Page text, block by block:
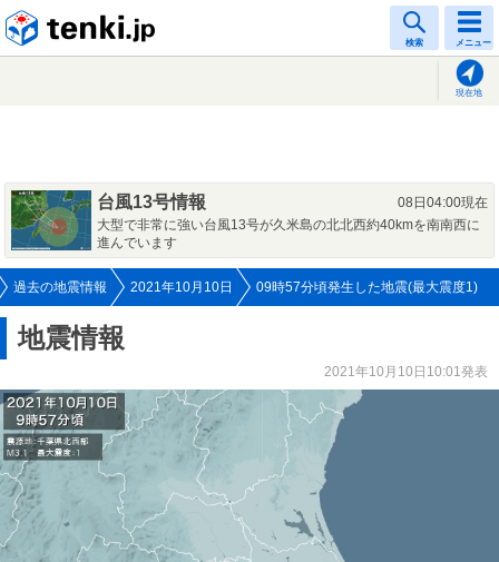
検索 メニュー
現在地
台風13号情報
08日04:00現在
大型で非常に強い台風13号が久米島の北北西約40kmを南南西に
進んでいます
過去の地震情報 2021年10月10日 09時57分頃発生した地震(最大震度1)
地震情報
2021年10月10日10:01発表